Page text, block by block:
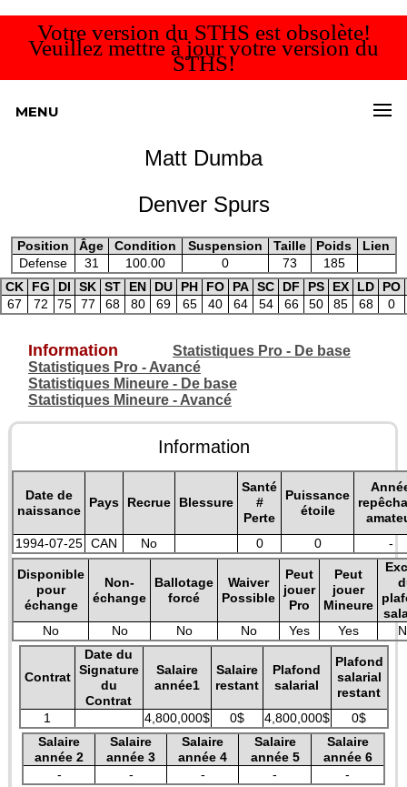
Votre version du STHS est obsolète!
Veuillez mettre à jour votre version du
STHS!
MENU
Matt Dumba
Denver Spurs
Position Âge Condition Suspension Taille Poids
Lien
Defense
31 100.00 0 73
185
CK
FG DI SK ST EN DU PH FO PA SC DF PS EX LD
PO
67
72 75 77 68 80 69 65 40 64 54 66 50 85 68 0
Information
Statistiques Pro - De base
Statistiques Pro - Avancé
Statistiques Mineure - De base
Statistiques Mineure - Avancé
Information
Date de
naissance
Pays Recrue Blessure
Santé
#
Perte
Puissance
étoile
1994-07-25 CAN No 0 0 -
Disponible
pour
échange
Non-
échange
Ballotage
forcé
Waiver
Possible
Peut
jouer
Pro
Peut
jouer
Mineure
No
No No No Yes Yes
Contrat
Date du
Signature
du
Contrat
Salaire
année1
Salaire
restant
Plafond
salarial
Plafond
salarial
restant
1
4,800,000$ 0$ 4,800,000$
0$
Salaire
année 2
Salaire
année 3
Salaire
année 4
Salaire
année 5
Salaire
année 6
-
- - -
-